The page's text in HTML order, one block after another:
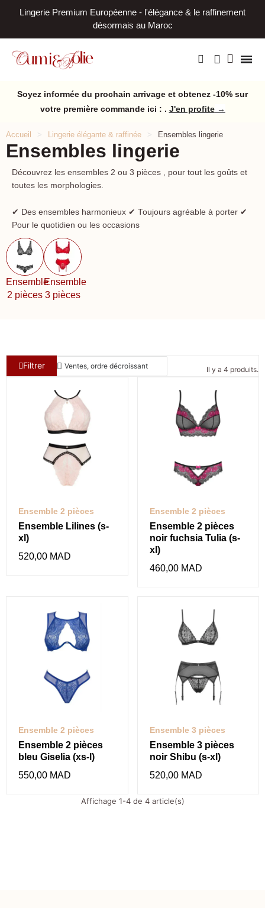
Lingerie Premium Européenne - l'élégance & le raffinement
désormais au Maroc
Soyez informée du prochain arrivage et obtenez -10% sur
votre première commande ici : . J'en profite →
Accueil Lingerie élégante & raffinée Ensembles lingerie
Ensembles lingerie
Découvrez les ensembles 2 ou 3 pièces , pour tout les goûts et
toutes les morphologies.
✔ Des ensembles harmonieux ✔ Toujours agréable à porter ✔
Pour le quotidien ou les occasions
Ensemble
2 pièces
Ensemble
3 pièces
Il y a 4 produits.
Filtrer
Ensemble Lilines (s-
xl)
Ensemble 2 pièces
520,00 MAD
Ensemble 2 pièces
noir fuchsia Tulia (s-
xl)
Ensemble 2 pièces
460,00 MAD
Ensemble 2 pièces
bleu Giselia (xs-l)
Ensemble 2 pièces
550,00 MAD
Ensemble 3 pièces
noir Shibu (s-xl)
Ensemble 3 pièces
520,00 MAD
Affichage 1-4 de 4 article(s)